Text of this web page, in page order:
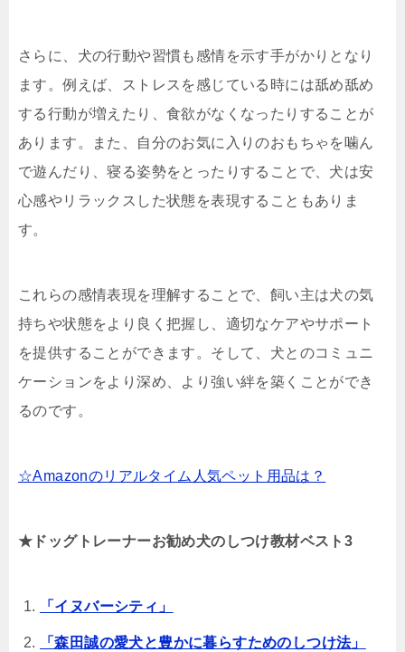
さらに、犬の行動や習慣も感情を示す手がかりとなり
ます。例えば、ストレスを感じている時には舐め舐め
する行動が増えたり、食欲がなくなったりすることが
あります。また、自分のお気に入りのおもちゃを噛ん
で遊んだり、寝る姿勢をとったりすることで、犬は安
心感やリラックスした状態を表現することもありま
す。
これらの感情表現を理解することで、飼い主は犬の気
持ちや状態をより良く把握し、適切なケアやサポート
を提供することができます。そして、犬とのコミュニ
ケーションをより深め、より強い絆を築くことができ
るのです。
☆Amazonのリアルタイム人気ペット用品は？
★ドッグトレーナーお勧め犬のしつけ教材ベスト3
「イヌバーシティ」
「森田誠の愛犬と豊かに暮らすためのしつけ法」